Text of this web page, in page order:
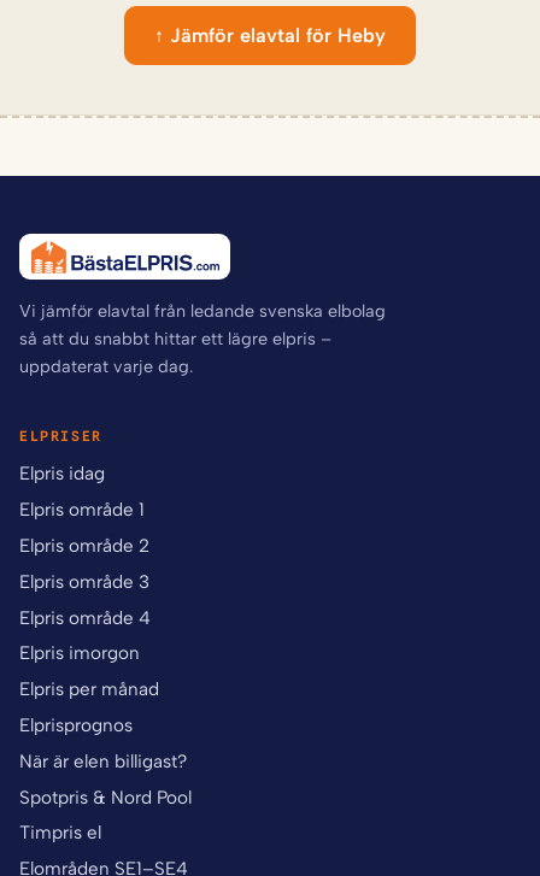
↑ Jämför elavtal för Heby
Vi jämför elavtal från ledande svenska elbolag
så att du snabbt hittar ett lägre elpris –
uppdaterat varje dag.
ELPRISER
Elpris idag
Elpris område 1
Elpris område 2
Elpris område 3
Elpris område 4
Elpris imorgon
Elpris per månad
Elprisprognos
När är elen billigast?
Spotpris & Nord Pool
Timpris el
Elområden SE1–SE4